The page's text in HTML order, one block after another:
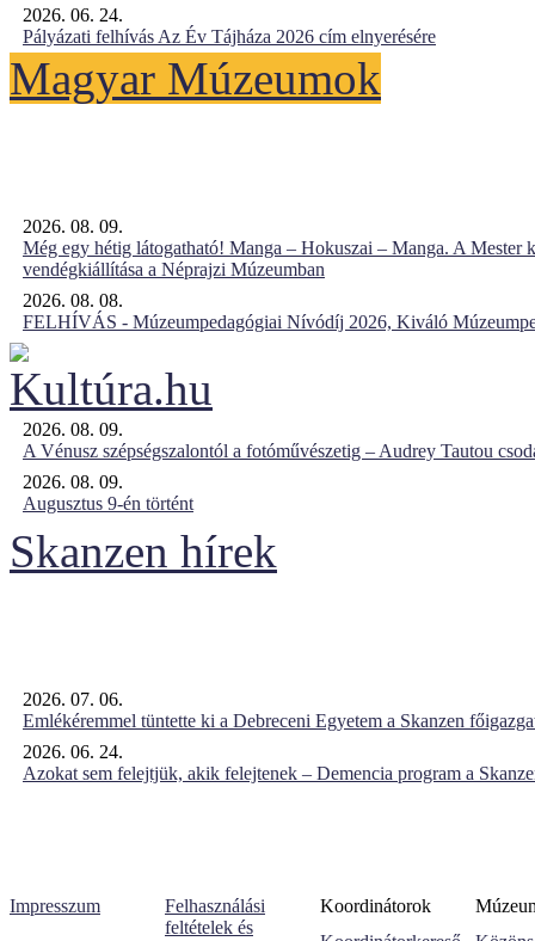
2026. 06. 24.
Pályázati felhívás Az Év Tájháza 2026 cím elnyerésére
Magyar Múzeumok
2026. 08. 09.
Még egy hétig látogatható! Manga – Hokuszai – Manga. A Mester
vendégkiállítása a Néprajzi Múzeumban
2026. 08. 08.
FELHÍVÁS - Múzeumpedagógiai Nívódíj 2026, Kiváló
2026. 08. 09.
A Vénusz szépségszalontól a fotóművészetig – Audrey Tautou
2026. 08. 09.
Augusztus 9-én történt
Skanzen hírek
2026. 07. 06.
Emlékéremmel tüntette ki a Debreceni Egyetem a Skanzen
2026. 06. 24.
Azokat sem felejtjük, akik felejtenek – Demencia program a
Impresszum
Felhasználási
feltételek és
Koordinátorok